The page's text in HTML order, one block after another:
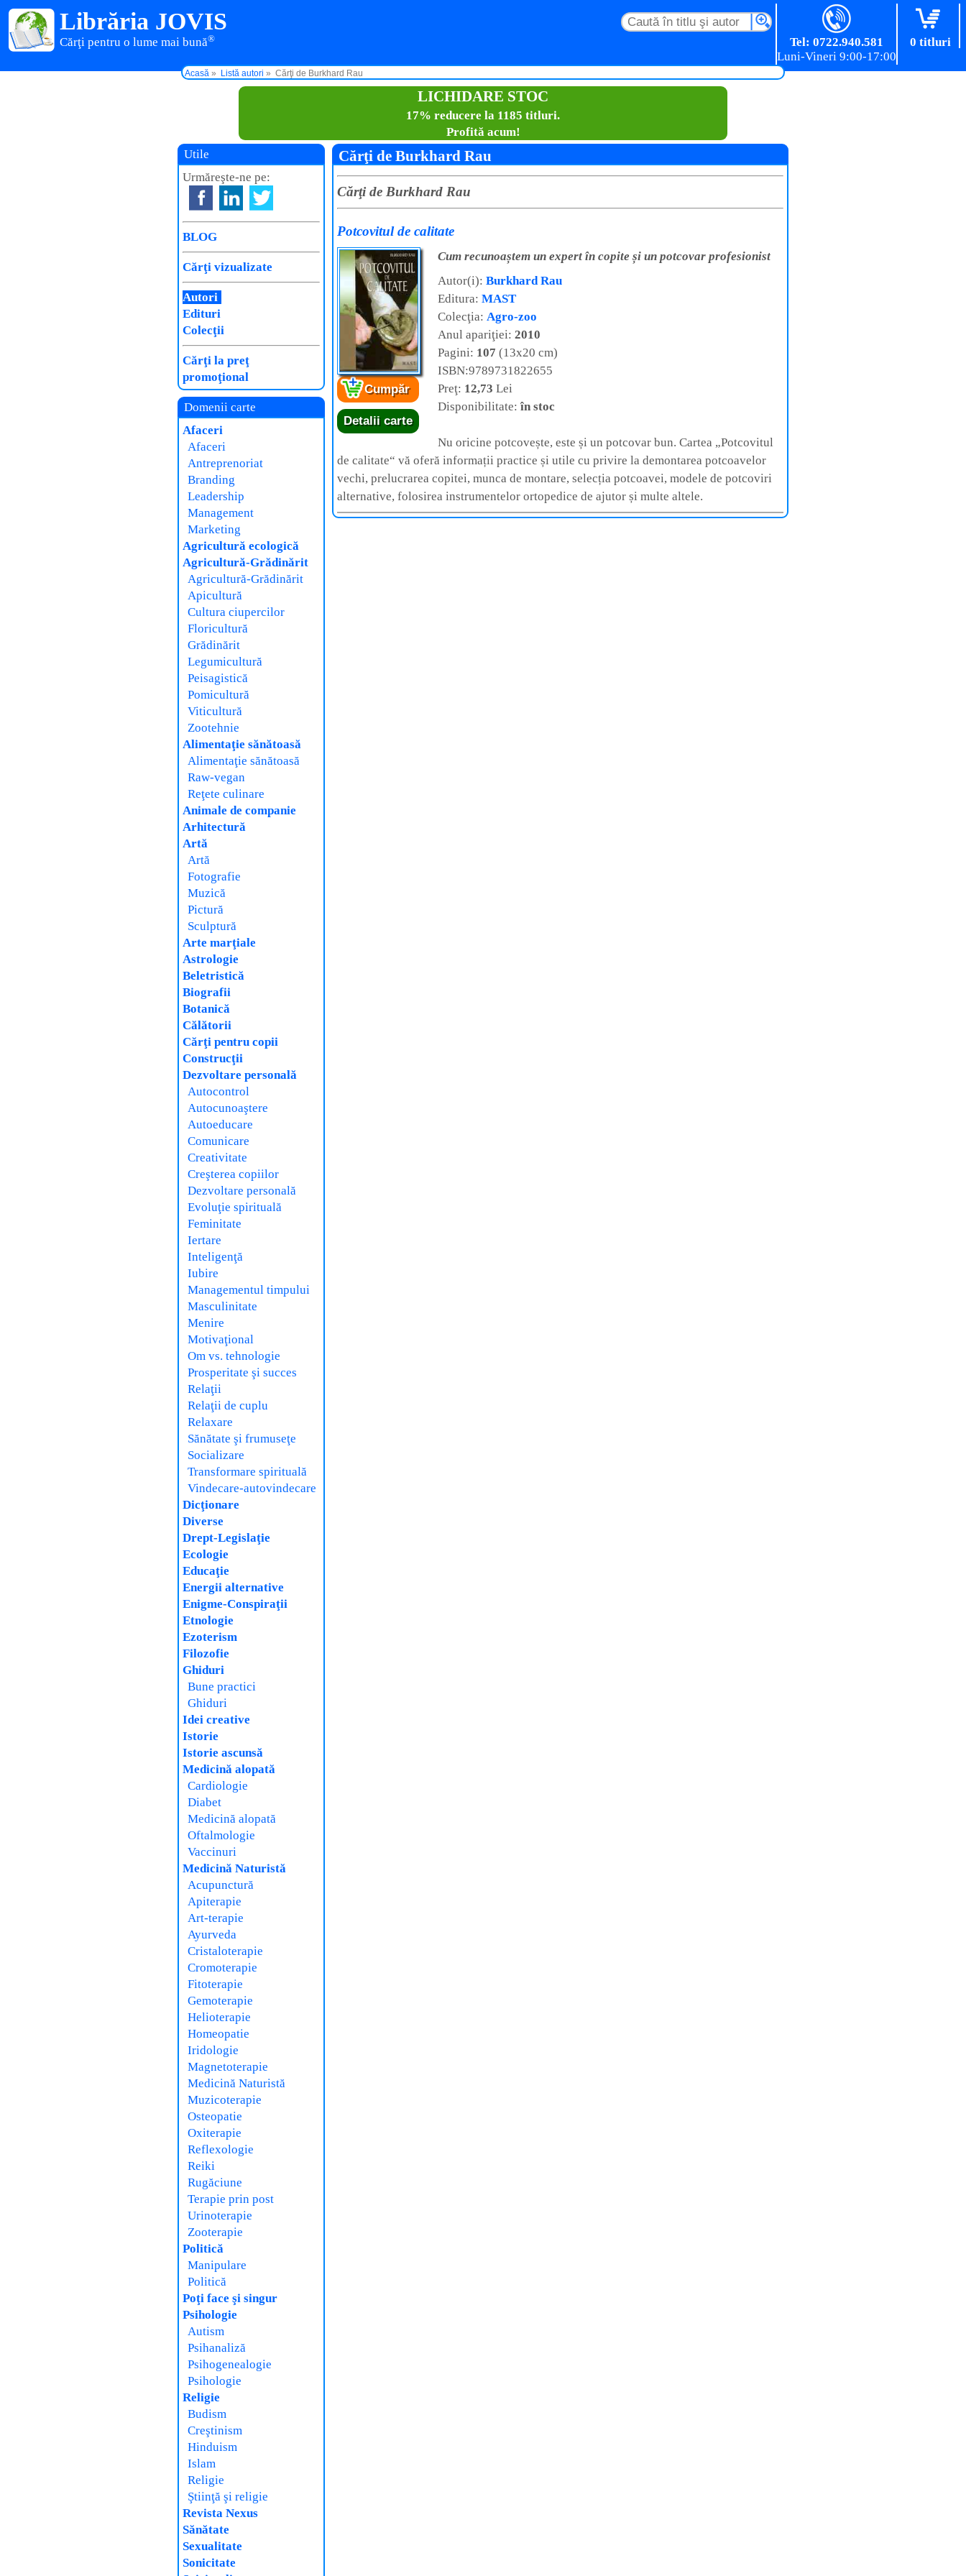
Librăria JOVIS
Cărţi pentru o lume mai bună® 0 titluri
Tel: 0722.940.581
Acasă Listă autori Cărţi de Burkhard Rau
LICHIDARE STOC
17% reducere la 1185 titluri.
Profită acum!
Cărţi de Burkhard Rau
Cărţi de Burkhard Rau
Potcovitul de calitate
Cumpăr
Detalii carte
Cum recunoaștem un expert în copite și un potcovar profesionist
Autor(i): Burkhard Rau
Editura: MAST
Colecţia: Agro-zoo
Anul apariţiei: 2010
Pagini: 107 (13x20 cm)
ISBN:9789731822655
Preţ: 12,73 Lei
Disponibilitate:în stoc
Nu oricine potcovește, este și un potcovar bun. Cartea „Potcovitul
de calitate“ vă oferă informații practice și utile cu privire la demontarea potcoavelor
vechi, prelucrarea copitei, munca de montare, selecția potcoavei, modele de potcoviri
alternative, folosirea instrumentelor ortopedice de ajutor și multe altele.
Utile
Urmăreşte-ne pe:
BLOG
Cărţi vizualizate
Autori
Edituri
Colecţii
Cărţi la preţ
promoţional
Domenii carte
Afaceri
Afaceri
Antreprenoriat
Branding
Leadership
Management
Marketing
Agricultură ecologică
Agricultură-Grădinărit
Agricultură-Grădinărit
Apicultură
Cultura ciupercilor
Floricultură
Grădinărit
Legumicultură
Peisagistică
Pomicultură
Viticultură
Zootehnie
Alimentaţie sănătoasă
Alimentaţie sănătoasă
Raw-vegan
Reţete culinare
Animale de companie
Arhitectură
Artă
Artă
Fotografie
Muzică
Pictură
Sculptură
Arte marţiale
Astrologie
Beletristică
Biografii
Botanică
Călătorii
Cărţi pentru copii
Construcţii
Dezvoltare personală
Autocontrol
Autocunoaştere
Autoeducare
Comunicare
Creativitate
Creşterea copiilor
Dezvoltare personală
Evoluţie spirituală
Feminitate
Iertare
Inteligenţă
Iubire
Managementul timpului
Masculinitate
Menire
Motivaţional
Om vs. tehnologie
Prosperitate şi succes
Relaţii
Relaţii de cuplu
Relaxare
Sănătate şi frumuseţe
Socializare
Transformare spirituală
Vindecare-autovindecare
Dicţionare
Diverse
Drept-Legislaţie
Ecologie
Educaţie
Energii alternative
Enigme-Conspiraţii
Etnologie
Ezoterism
Filozofie
Ghiduri
Bune practici
Ghiduri
Idei creative
Istorie
Istorie ascunsă
Medicină alopată
Cardiologie
Diabet
Medicină alopată
Oftalmologie
Vaccinuri
Medicină Naturistă
Acupunctură
Apiterapie
Art-terapie
Ayurveda
Cristaloterapie
Cromoterapie
Fitoterapie
Gemoterapie
Helioterapie
Homeopatie
Iridologie
Magnetoterapie
Medicină Naturistă
Muzicoterapie
Osteopatie
Oxiterapie
Reflexologie
Reiki
Rugăciune
Terapie prin post
Urinoterapie
Zooterapie
Politică
Manipulare
Politică
Poţi face şi singur
Psihologie
Autism
Psihanaliză
Psihogenealogie
Psihologie
Religie
Budism
Creştinism
Hinduism
Islam
Religie
Ştiinţă şi religie
Revista Nexus
Sănătate
Sexualitate
Sonicitate